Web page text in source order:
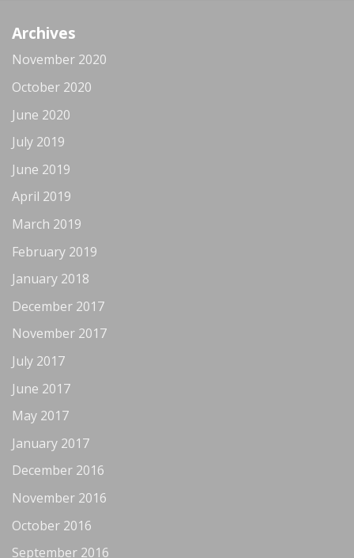
Archives
November 2020
October 2020
June 2020
July 2019
June 2019
April 2019
March 2019
February 2019
January 2018
December 2017
November 2017
July 2017
June 2017
May 2017
January 2017
December 2016
November 2016
October 2016
September 2016